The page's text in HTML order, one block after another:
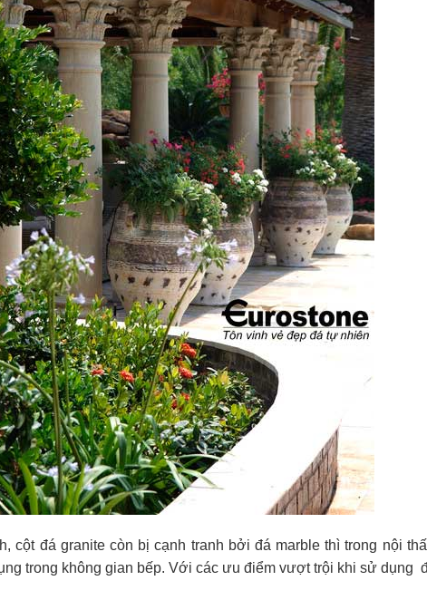
cột đá granite còn bị cạnh tranh bởi đá marble thì trong nội
trong không gian bếp. Với các ưu điểm vượt trội khi sử dụng